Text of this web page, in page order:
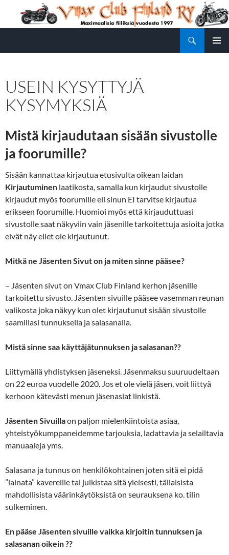
sisältöön
USEIN KYSYTTYJÄ
KYSYMYKSIÄ
Mistä kirjaudutaan sisään sivustolle
ja foorumille?
Sisään kannattaa kirjautua etusivulta oikean laidan
Kirjautuminen laatikosta, samalla kun kirjaudut sivustolle
kirjaudut myös foorumille eli sinun EI tarvitse kirjautua
erikseen foorumille. Huomioi myös että kirjauduttuasi
sivustolle saat näkyviin vain jäsenille tarkoitettuja asioita jotka
eivät näy ellet ole kirjautunut.
Mitkä ne Jäsenten Sivut on ja miten sinne pääsee?
– Jäsenten sivut on Vmax Club Finland kerhon jäsenille
tarkoitettu sivusto. Jäsenten sivuille pääsee vasemman reunan
valikosta joka näkyy kun olet kirjautunut sisään sivustolle
saamillasi tunnuksella ja salasanalla.
Mistä sinne saa käyttäjätunnuksen ja salasanan??
Liittymällä yhdistyksen jäseneksi. Jäsenmaksu suuruudeltaan
on 22 euroa vuodelle 2020. Jos et ole vielä jäsen, voit liittyä
kerhoon kätevästi menun jäsenasiat linkistä.
Jäsenten Sivuillaon paljon mielenkiintoista asiaa,
yhteistyökumppaneidemme tarjouksia, ladattavia ja selailtavia
manuaaleja yms.
Salasana ja tunnus on henkilökohtainen joten sitä ei pidä
”lainata” kavereille tai julkistaa sitä yleisesti, tällaisista
mahdollisista väärinkäytöksistä on seurauksena ko. tilin
sulkeminen.
En pääse Jäsenten sivuille vaikka kirjoitin tunnuksen ja
salasanan oikein ??